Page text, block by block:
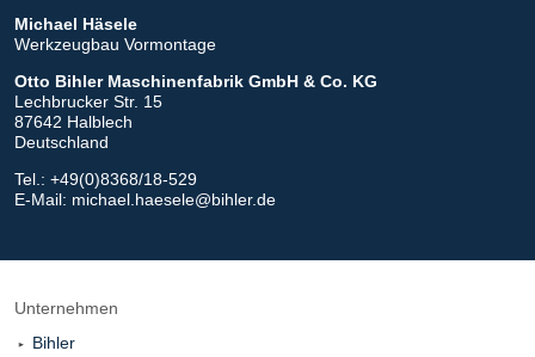
Michael Häsele
Werkzeugbau Vormontage
Otto Bihler Maschinenfabrik GmbH & Co. KG
Lechbrucker Str. 15
87642 Halblech
Deutschland
Tel.: +49(0)8368/18-529
E-Mail: michael.haesele@bihler.de
Unternehmen
Bihler